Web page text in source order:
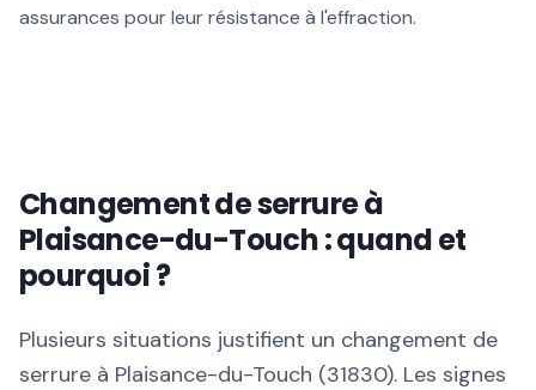
assurances pour leur résistance à l'effraction.
Changement de serrure à
Plaisance-du-Touch : quand et
pourquoi ?
Plusieurs situations justifient un changement de
serrure à Plaisance-du-Touch (31830). Les signes